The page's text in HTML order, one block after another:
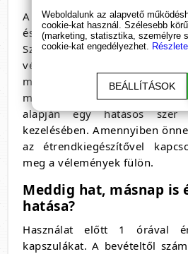
A potencianövelő fórumok
ésszerű döntés lehet a
Számos készítmény létezik a
vélemények megoszlanak,
máshogy reagál a szervezete
mindenkinek más válik be.
alapján egy hatásos szer
kezelésében. Amennyiben
az étrendkiegészítővel
meg a vélemények fülön.
Meddig hat, másnap is
hatása?
Használat előtt 1 órával
kapszulákat. A bevételtől
Weboldalunk az alapvető
cookie-kat használ. Szélesebb
(marketing, statisztika, személyre
cookie-kat engedélyezhet.
BEÁLLÍTÁSOK